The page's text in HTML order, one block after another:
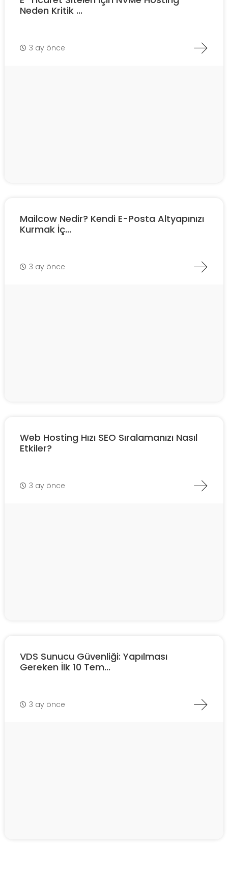
Neden Kritik ...
3 ay önce
Mailcow Nedir? Kendi E-Posta Altyapınızı
Kurmak İç...
3 ay önce
Web Hosting Hızı SEO Sıralamanızı Nasıl
Etkiler?
3 ay önce
VDS Sunucu Güvenliği: Yapılması
Gereken İlk 10 Tem...
3 ay önce